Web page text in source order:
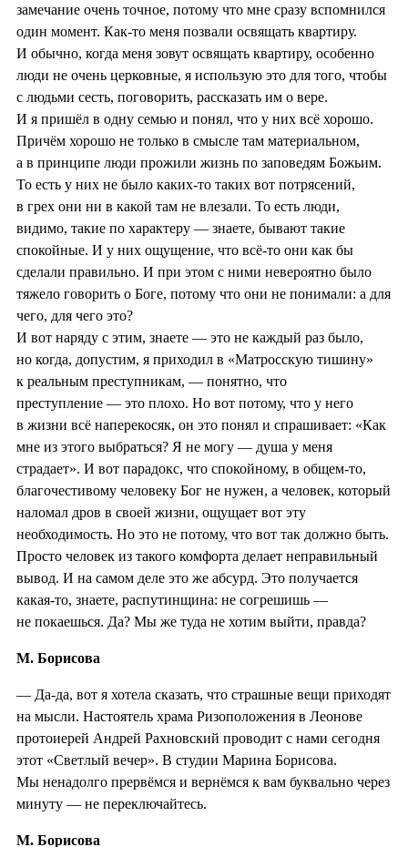
замечание очень точное, потому что мне сразу вспомнился
один момент. Как-то меня позвали освящать квартиру.
И обычно, когда меня зовут освящать квартиру, особенно
люди не очень церковные, я использую это для того, чтобы
с людьми сесть, поговорить, рассказать им о вере.
И я пришёл в одну семью и понял, что у них всё хорошо.
Причём хорошо не только в смысле там материальном,
а в принципе люди прожили жизнь по заповедям Божьим.
То есть у них не было каких-то таких вот потрясений,
в грех они ни в какой там не влезали. То есть люди,
видимо, такие по характеру — знаете, бывают такие
спокойные. И у них ощущение, что всё-то они как бы
сделали правильно. И при этом с ними невероятно было
тяжело говорить о Боге, потому что они не понимали: а для
чего, для чего это?
И вот наряду с этим, знаете — это не каждый раз было,
но когда, допустим, я приходил в «Матросскую тишину»
к реальным преступникам, — понятно, что
преступление — это плохо. Но вот потому, что у него
в жизни всё наперекосяк, он это понял и спрашивает: «Как
мне из этого выбраться? Я не могу — душа у меня
страдает». И вот парадокс, что спокойному, в общем-то,
благочестивому человеку Бог не нужен, а человек, который
наломал дров в своей жизни, ощущает вот эту
необходимость. Но это не потому, что вот так должно быть.
Просто человек из такого комфорта делает неправильный
вывод. И на самом деле это же абсурд. Это получается
какая-то, знаете, распутинщина: не согрешишь —
не покаешься. Да? Мы же туда не хотим выйти, правда?
М. Борисова
— Да-да, вот я хотела сказать, что страшные вещи приходят
на мысли. Настоятель храма Ризоположения в Леонове
протоиерей Андрей Рахновский проводит с нами сегодня
этот «Светлый вечер». В студии Марина Борисова.
Мы ненадолго прервёмся и вернёмся к вам буквально через
минуту — не переключайтесь.
М. Борисова